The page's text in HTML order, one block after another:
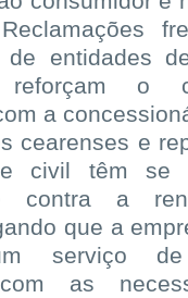
de entidades
reforçam o
a
cearenses e
civil têm se
contra a
que a
serviço de
as